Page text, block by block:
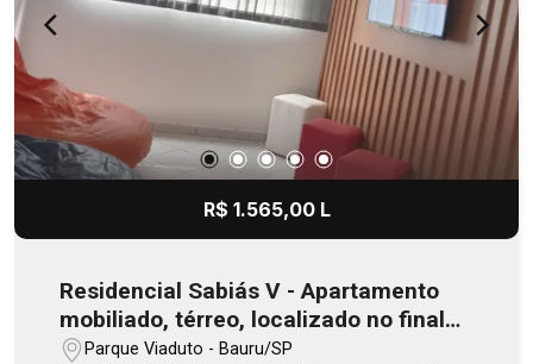
R$ 1.565,00 L
Residencial Sabiás V - Apartamento
mobiliado, térreo, localizado no final
da av. Castelo Branco
Parque Viaduto - Bauru/SP